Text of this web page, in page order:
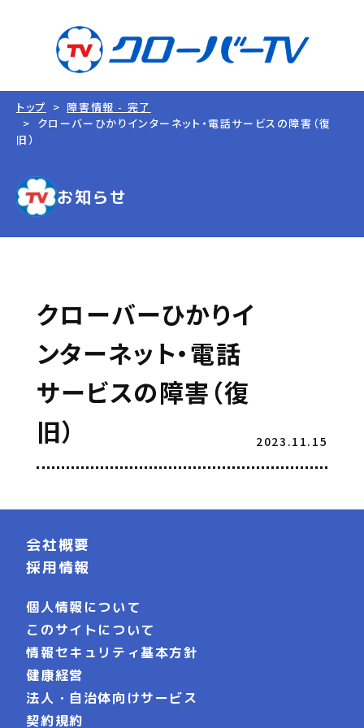
トップ
障害情報 - 完了
クローバーひかりインターネット・電話サービスの障害（復
旧）
お知らせ
クローバーひかりイ
ンターネット・電話
サービスの障害（復
旧）
2023.11.15
会社概要
採用情報
個人情報について
このサイトについて
情報セキュリティ基本方針
健康経営
法人・自治体向けサービス
契約規約